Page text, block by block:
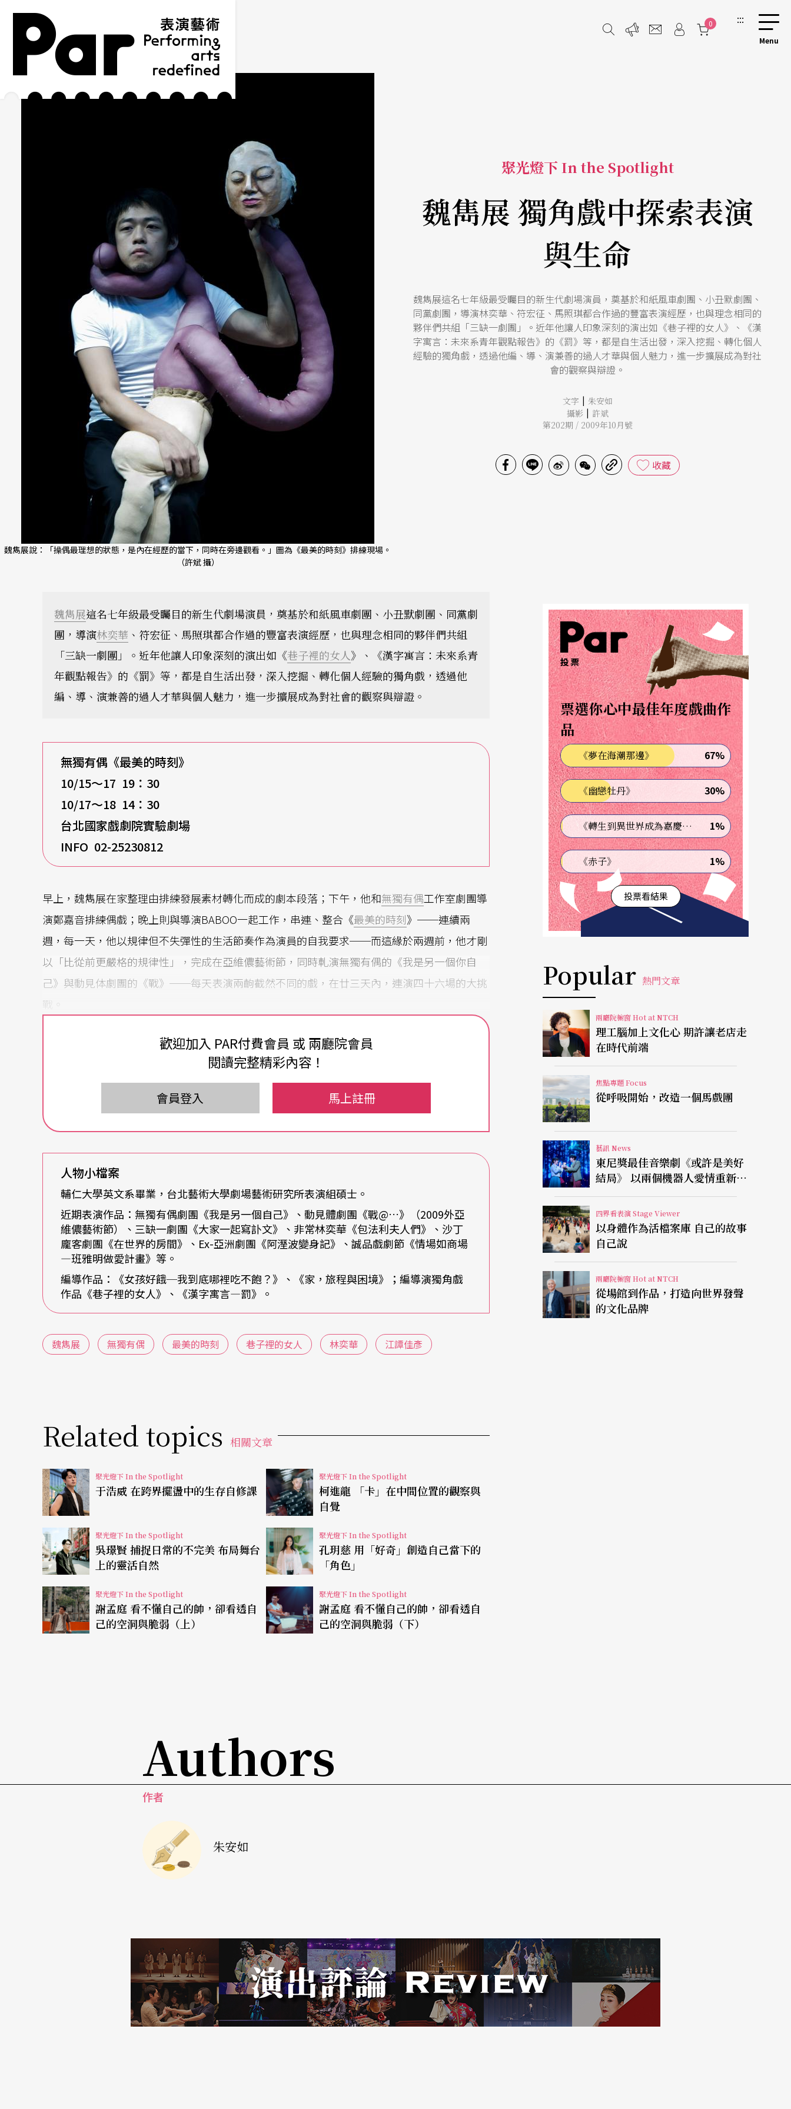
跳到主要內容區塊
網站導覽
0 :::
魏雋展說：「操偶最理想的狀態，是內在經歷的當下，同時在旁邊觀看。」圖為《最美的時刻》排練現場。
（許斌 攝）
聚光燈下 In the Spotlight
魏雋展 獨角戲中探索表演
與生命
魏雋展這名七年級最受矚目的新生代劇場演員，奠基於和紙風車劇團、小丑默劇團、
同黨劇團，導演林奕華、符宏征、馬照琪都合作過的豐富表演經歷，也與理念相同的
夥伴們共組「三缺一劇團」。近年他讓人印象深刻的演出如《巷子裡的女人》、《漢
字寓言：未來系青年觀點報告》的《罰》等，都是自生活出發，深入挖掘、轉化個人
經驗的獨角戲，透過他編、導、演兼善的過人才華與個人魅力，進一步擴展成為對社
會的觀察與辯證。
文字 | 朱安如
攝影 | 許斌
第202期 / 2009年10月號
收藏
魏雋展這名七年級最受矚目的新生代劇場演員，奠基於和紙風車劇團、小丑默劇團、同黨劇
團，導演林奕華 、符宏征、馬照琪都合作過的豐富表演經歷，也與理念相同的夥伴們共組
「三缺一劇團」。近年他讓人印象深刻的演出如《巷子裡的女人》、《漢字寓言：未來系青
年觀點報告》的《罰》等，都是自生活出發，深入挖掘、轉化個人經驗的獨角戲，透過他
編、導、演兼善的過人才華與個人魅力，進一步擴展成為對社會的觀察與辯證。
無獨有偶《最美的時刻》
10/15～17 19：30
10/17～18 14：30
台北國家戲劇院實驗劇場
INFO 02-25230812
早上，魏雋展在家整理由排練發展素材轉化而成的劇本段落；下午，他和無獨有偶工作室劇團導
演鄭嘉音排練偶戲；晚上則與導演BABOO一起工作，串連、整合《最美的時刻》──連續兩
週，每一天，他以規律但不失彈性的生活節奏作為演員的自我要求──而這緣於兩週前，他才剛
以「比從前更嚴格的規律性」，完成在亞維儂藝術節，同時軋演無獨有偶的《我是另一個你自
己》與動見体劇團的《戰》──每天表演兩齣截然不同的戲，在廿三天內，連演四十六場的大挑
戰。
「每天上場前，我對自己說：要當那個『上場就把場子拿下來的演員』。」這名七年級最受矚目
的新生代劇場演員，奠基於和紙風車劇團、小丑默劇團、同黨劇團，導演林奕華、符宏征、馬照
琪都合作過的豐富表演經歷外，也與理念相同的夥伴們共組「三缺一劇團」，「用自己的觀點」
發表「這世界不只是這樣而已」的創作，同時兼顧劇團風格與收支營運等層面。而近年他讓人印
象深刻的好評演出──《巷子裡的女人》、《漢字寓言：未來系青年觀點報告》的《罰》──則
魅力，進一步擴展成為對社會的觀察與辯證。
投入獨角戲，因為「對自己很感興趣」
第一齣獨角戲，起因於就讀台北藝術大學期間，表演組研究生在著手進行畢業製作前，必先完成
一齣「單人表演」的課業要求。魏雋展充分享受校內毋須顧慮票房壓力的自由空間，偷偷給自己
功課：放膽去做「如何變身」，練習以不同形式敘事，然後串連而成。他說：「現在回頭看，當
時很青澀，很多想法沒想透；但有那樣的機會去試，很珍貴，才能開始感覺。第一個solo，這樣
的空間很重要。」
做完第一次solo覺得「太過癮」的他，延伸校內演出內容與長度，於校外發表成為《巷子裡的女
「一直做solo絕對是不小心的。每次演完，都覺得太累了，不要再做了！」語畢大笑之後，魏雋
展沉默了一下，說：「與其說是對某種特定表現方式有興趣，還不如說是『對自己很感興趣』。
因為自己有東西想表達，常常覺得：為什麼我長成這樣？陳腔濫調一點的說法是，因為自己有一
些痛苦，有時候會想：為什麼我要這樣感覺痛苦？接觸較具批判性的理論之後，就會思考更多，
然後開始想要表達更多──觀眾看到，也會這樣感覺嗎？你怎麼看我這個樣子？又怎麼看你自
己？──我想要溝通，不一定有明確解答，但過程會出現一種衝動，讓人感覺比較像活著，而非
彼此漠不關心。每次solo其實都在解決某個議題，每齣戲都如此，只是有些戲不一定來得及吸
收；但solo必須消化到一個程度，給到百分之一百二，才有辦法站在觀眾面前演出。」「獨角
戲」之於魏雋展，正如同「默劇」或「偶戲」，是為了溝通而尋求的表達方法；他好奇自己可以
擁有多少種表達方法，也從不自我設限。工作獨角戲的過程，他很重視如何找到編導架構，發揮
自己在該階段「身上會的東西」，一次、兩次……「透過solo，也越來越了解自己」。
角戲中尋找批判性空間的習慣，看見不同段落空間底下的潛台詞。
提及近年大量與不同導演的合作經驗，魏雋展表示，表演底子非常紮實的Jayanta（
），是這兩年令他感受強烈的有趣導演，合作經驗徹底是場「表演的洗禮」：「Jayanta的肢
進行角色切換時我習慣cut in或cut out，但他以更古老、更原始的邏輯，用身體做到fade in 或fa
de out的效果。比如說，『士兵』後退、退、退，非常緩慢地轉身……然後，『老虎』出現──
化高手的注視下，魏雋展感受到「最輕鬆的時刻」。導演BABOO對於舞台氛圍、流動的敏感，
讓他獲得解構文本的新視角外；近年持續合作的偶戲導演鄭嘉音，也帶領他再次思考研究所指導
教授林于竝曾經提點的表演概念「本身─變身─隱身」：「從最表面的字義來說，『本身』是
『我』，『變身』可能是『我演馬』，而我對『隱身』第一時間的聯想，就是『操偶』。操偶最
理想的狀態，是內在經歷的當下，同時在旁邊觀看，其中存在一個空間──那空間非常有趣，而
歡迎加入 PAR付費會員 或 兩廳院會員
閱讀完整精彩內容！
會員登入 馬上註冊
人物小檔案
輔仁大學英文系畢業，台北藝術大學劇場藝術研究所表演組碩士。
近期表演作品：無獨有偶劇團《我是另一個自己》、動見體劇團《戰@…》（2009外亞
維儂藝術節）、三缺一劇團《大家一起寫訃文》、非常林奕華《包法利夫人們》、沙丁
龐客劇團《在世界的房間》、Ex-亞洲劇團《阿溼波變身記》、誠品戲劇節《情場如商場
—班雅明做愛計畫》等。
編導作品：《女孩好餓─我到底哪裡吃不飽？》、《家，旅程與困境》；編導演獨角戲
作品《巷子裡的女人》、《漢字寓言—罰》。
魏雋展 無獨有偶 最美的時刻 巷子裡的女人 林奕華 江譚佳彥
Related topics 相關文章
聚光燈下 In the Spotlight
于浩威 在跨界擺盪中的生存自修課
聚光燈下 In the Spotlight
柯進龍 「卡」在中間位置的觀察與
自覺
聚光燈下 In the Spotlight
吳璟賢 捕捉日常的不完美 布局舞台
上的靈活自然
聚光燈下 In the Spotlight
孔玥慈 用「好奇」創造自己當下的
「角色」
聚光燈下 In the Spotlight
謝孟庭 看不懂自己的帥，卻看透自
己的空洞與脆弱（上）
聚光燈下 In the Spotlight
謝孟庭 看不懂自己的帥，卻看透自
己的空洞與脆弱（下）
投票
票選你心中最佳年度戲曲作
品
《夢在海潮那邊》 67%
《幽戀牡丹》 30%
《轉生到異世界成為嘉慶君—發現我的祖先是詐騙集團!?》 1%
《赤子》 1%
投票看結果
Popular 熱門文章
兩廳院櫥窗 Hot at NTCH
理工腦加上文化心 期許讓老店走
在時代前端
焦點專題 Focus
從呼吸開始，改造一個馬戲團
藝訊 News
東尼獎最佳音樂劇《或許是美好
結局》 以兩個機器人愛情重新凝
視有限人生
四界看表演 Stage Viewer
以身體作為活檔案庫 自己的故事
自己說
兩廳院櫥窗 Hot at NTCH
從場館到作品，打造向世界發聲
的文化品牌
Authors
作者
朱安如